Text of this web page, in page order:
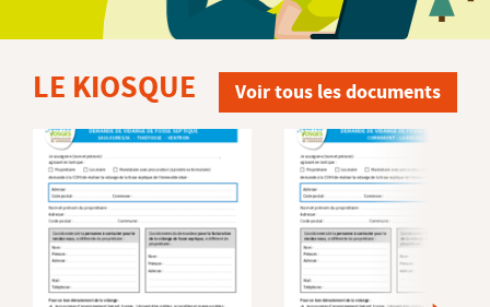
LE KIOSQUE Voir tous les documents